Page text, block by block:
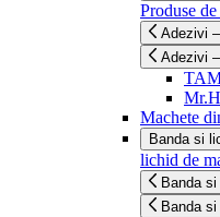
Produse
Adezivi
Adezivi
Machete
Banda si
lichid de
Banda
Banda